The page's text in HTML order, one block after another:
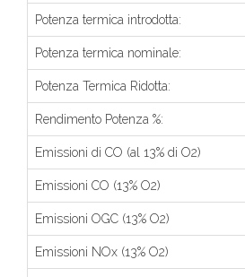
Potenza termica introdotta:
Potenza termica nominale:
Potenza Termica Ridotta:
Rendimento Potenza %:
Emissioni di CO (al 13% di O2)
Emissioni CO (13% O2)
Emissioni OGC (13% O2)
Emissioni NOx (13% O2)